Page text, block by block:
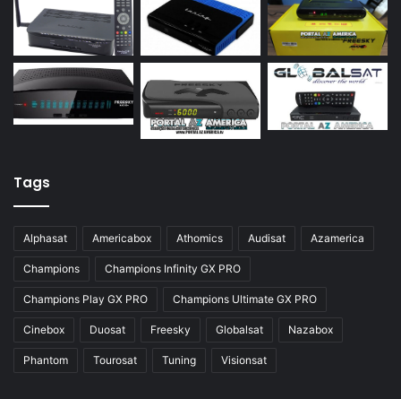
Azamerica S922 Mini
Azamerica S928
Azamerica Silver
Azamerica Silver GX PRO
Azamerica Silver IPTV
Azbox Like
Azfox
Azgold
Azplus
Azsat
Tags
Alphasat Americabox Athomics Audisat Azamerica
Champions Champions Infinity GX PRO
Champions Play GX PRO Champions Ultimate GX PRO
Cinebox Duosat Freesky Globalsat Nazabox
Phantom Tourosat Tuning Visionsat